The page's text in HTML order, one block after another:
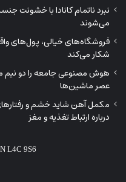
نبرد ناتمام کانادا با خشونت
می‌شوند
فروشگاه‌های خیالی، پول‌های
شکار می‌کند
هوش مصنوعی جامعه را دو نیم
عصر ماشین‌ها
مکمل آهن شاید خشم و
درباره ارتباط تغذیه و مغز
L4C 9S6